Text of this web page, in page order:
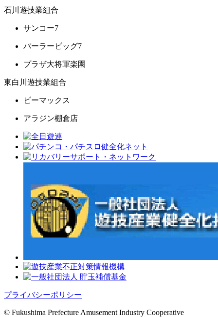
石川遊技業組合
サンコー7
パーラービッグ7
プラザ大将軍楽園
東白川遊技業組合
ビーマックス
アラジン棚倉店
プライバシーポリシー
© Fukushima Prefecture Amusement Industry Cooperative